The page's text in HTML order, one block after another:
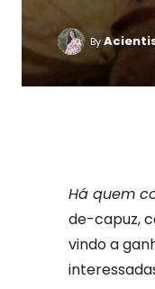
By
Há quem
de-capuz,
vindo a